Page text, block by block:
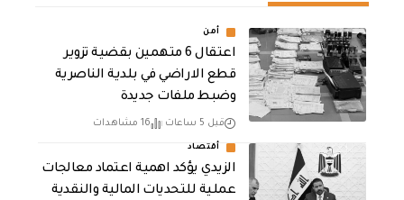
أمن
اعتقال 6 متهمين بقضية تزوير
قطع الاراضي في بلدية الناصرية
وضبط ملفات جديدة
قبل 5 ساعات 16 مشاهدات
أقتصاد
الزيدي يؤكد اهمية اعتماد معالجات
عملية للتحديات المالية والنقدية